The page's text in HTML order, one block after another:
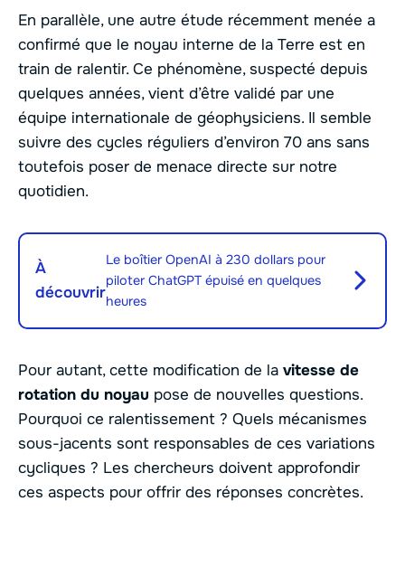
En parallèle, une autre étude récemment menée a
confirmé que le noyau interne de la Terre est en
train de ralentir. Ce phénomène, suspecté depuis
quelques années, vient d’être validé par une
équipe internationale de géophysiciens. Il semble
suivre des cycles réguliers d’environ 70 ans sans
toutefois poser de menace directe sur notre
quotidien.
À
découvrir
Le boîtier OpenAI à 230 dollars pour
piloter ChatGPT épuisé en quelques
heures
Pour autant, cette modification de la vitesse de
rotation du noyau pose de nouvelles questions.
Pourquoi ce ralentissement ? Quels mécanismes
sous-jacents sont responsables de ces variations
cycliques ? Les chercheurs doivent approfondir
ces aspects pour offrir des réponses concrètes.